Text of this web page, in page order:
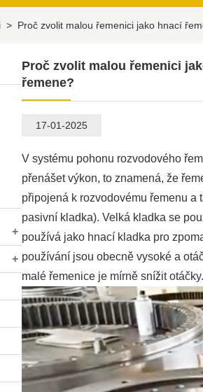
> Proč zvolit malou řemenici jako hnací
Proč zvolit malou řemenici
řemene?
17-01-2025
V systému pohonu rozvodového
přenášet výkon, to znamená, že
připojená k rozvodovému řemenu a
pasivní kladka). Velká kladka se
používá jako hnací kladka pro
používání jsou obecně vysoké a
malé řemenice je mírně snížit otáčky.
+
+